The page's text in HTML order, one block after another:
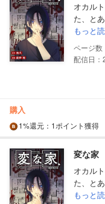
オカル
た、と
もっと
配信日
購入
1%還元 ：1ポイント獲得
変な家
オカル
た、と
もっと